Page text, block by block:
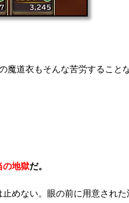
魔道衣もそんな苦労すること
の地獄だ。
めない。眼の前に用意され